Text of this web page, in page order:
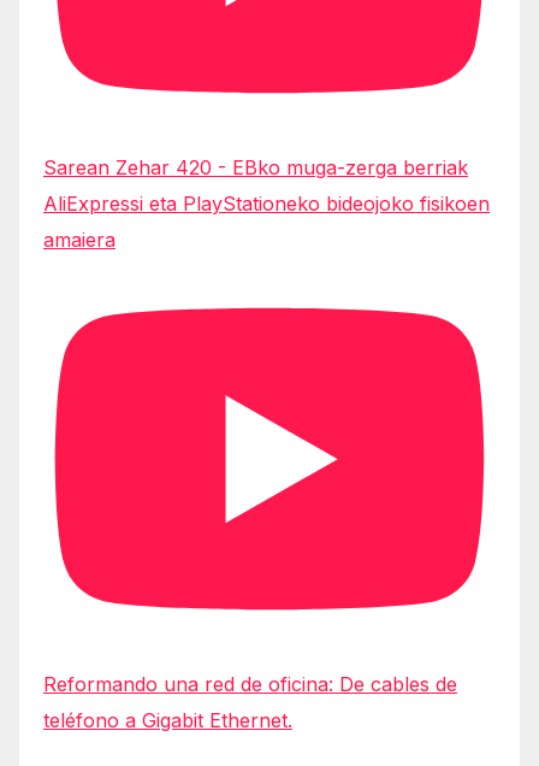
Sarean Zehar 420 - EBko muga-zerga berriak
AliExpressi eta PlayStationeko bideojoko fisikoen
amaiera
Reformando una red de oficina: De cables de
teléfono a Gigabit Ethernet.